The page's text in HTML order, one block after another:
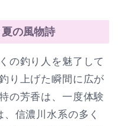
の風物詩
の釣り人を魅了して
り上げた瞬間に広が
の芳香は、一度体験
信濃川水系の多く